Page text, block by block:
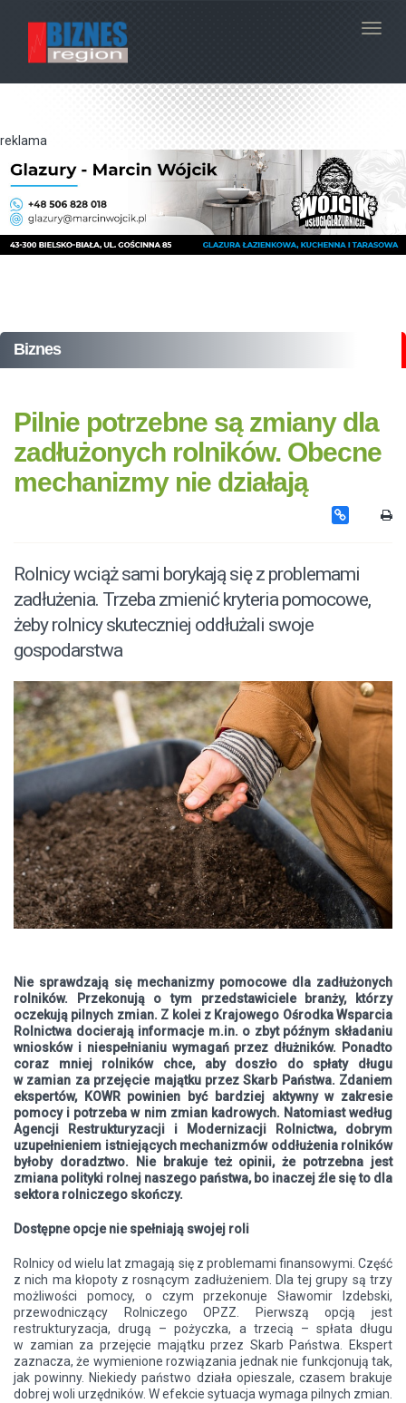
reklama
Biznes
Pilnie potrzebne są zmiany dla
zadłużonych rolników. Obecne
mechanizmy nie działają
Rolnicy wciąż sami borykają się z problemami
zadłużenia. Trzeba zmienić kryteria pomocowe,
żeby rolnicy skuteczniej oddłużali swoje
gospodarstwa
Nie sprawdzają się mechanizmy pomocowe dla zadłużonych
rolników. Przekonują o tym przedstawiciele branży, którzy
oczekują pilnych zmian. Z kolei z Krajowego Ośrodka Wsparcia
Rolnictwa docierają informacje m.in. o zbyt późnym składaniu
wniosków i niespełnianiu wymagań przez dłużników. Ponadto
coraz mniej rolników chce, aby doszło do spłaty długu
w zamian za przejęcie majątku przez Skarb Państwa. Zdaniem
ekspertów, KOWR powinien być bardziej aktywny w zakresie
pomocy i potrzeba w nim zmian kadrowych. Natomiast według
Agencji Restrukturyzacji i Modernizacji Rolnictwa, dobrym
uzupełnieniem istniejących mechanizmów oddłużenia rolników
byłoby doradztwo. Nie brakuje też opinii, że potrzebna jest
zmiana polityki rolnej naszego państwa, bo inaczej źle się to dla
sektora rolniczego skończy.
Dostępne opcje nie spełniają swojej roli
Rolnicy od wielu lat zmagają się z problemami finansowymi. Część
z nich ma kłopoty z rosnącym zadłużeniem. Dla tej grupy są trzy
możliwości pomocy, o czym przekonuje Sławomir Izdebski,
przewodniczący Rolniczego OPZZ. Pierwszą opcją jest
restrukturyzacja, drugą – pożyczka, a trzecią – spłata długu
w zamian za przejęcie majątku przez Skarb Państwa. Ekspert
zaznacza, że wymienione rozwiązania jednak nie funkcjonują tak,
jak powinny. Niekiedy państwo działa opieszale, czasem brakuje
dobrej woli urzędników. W efekcie sytuacja wymaga pilnych zmian.